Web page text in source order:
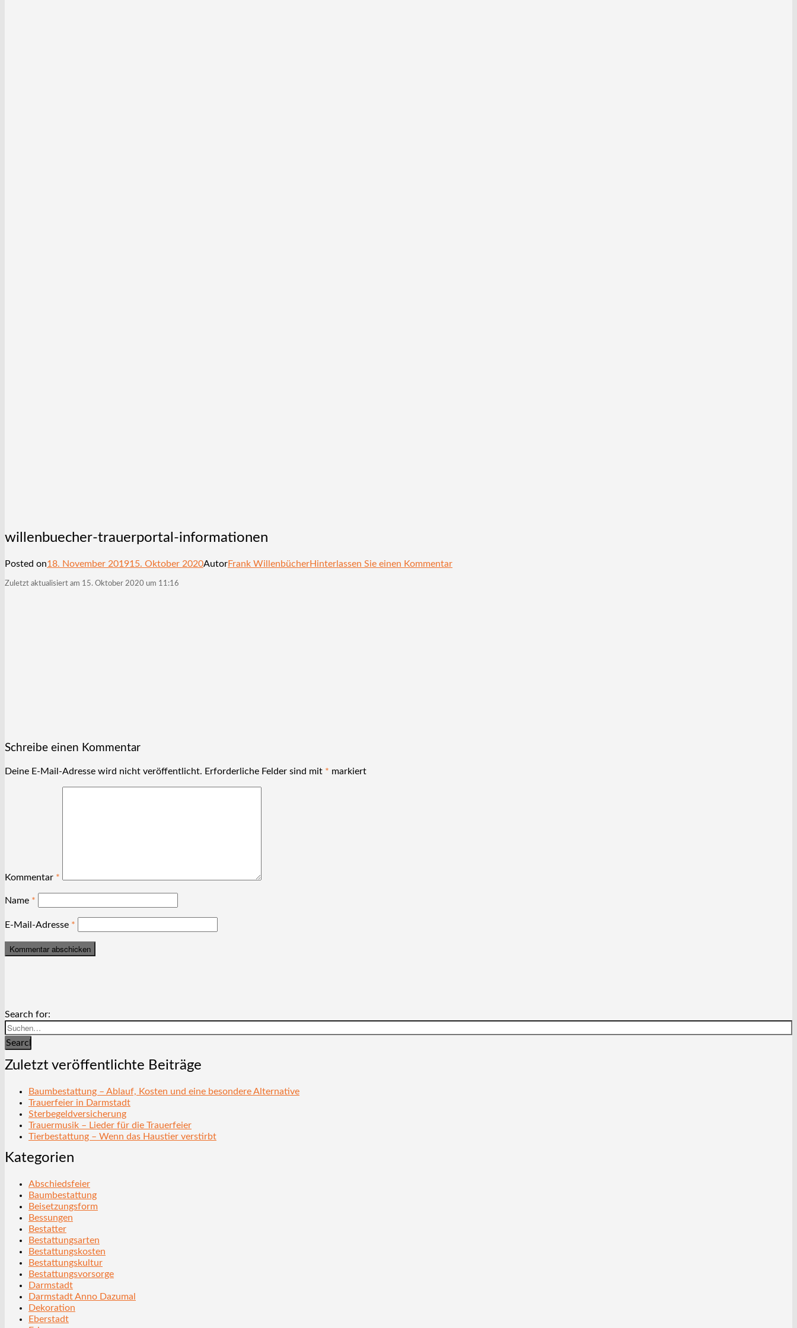
willenbuecher-trauerportal-informationen
Posted on18. November 201915. Oktober 2020AutorFrank WillenbücherHinterlassen Sie einen Kommentar
Zuletzt aktualisiert am 15. Oktober 2020 um 11:16
Schreibe einen Kommentar
Deine E-Mail-Adresse wird nicht veröffentlicht. Erforderliche Felder sind mit * markiert
Kommentar *
Name *
E-Mail-Adresse *
Search for:
Search
Zuletzt veröffentlichte Beiträge
Baumbestattung – Ablauf, Kosten und eine besondere Alternative
Trauerfeier in Darmstadt
Sterbegeldversicherung
Trauermusik – Lieder für die Trauerfeier
Tierbestattung – Wenn das Haustier verstirbt
Kategorien
Abschiedsfeier
Baumbestattung
Beisetzungsform
Bessungen
Bestatter
Bestattungsarten
Bestattungskosten
Bestattungskultur
Bestattungsvorsorge
Darmstadt
Darmstadt Anno Dazumal
Dekoration
Eberstadt